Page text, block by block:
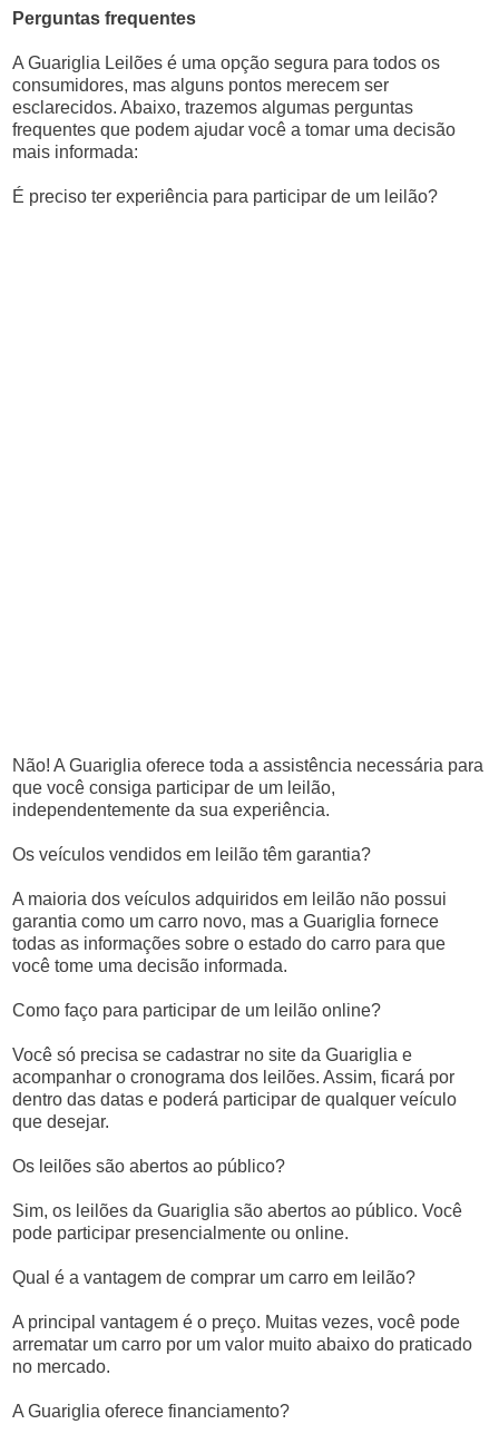
Perguntas frequentes
A Guariglia Leilões é uma opção segura para todos os
consumidores, mas alguns pontos merecem ser
esclarecidos. Abaixo, trazemos algumas perguntas
frequentes que podem ajudar você a tomar uma decisão
mais informada:
É preciso ter experiência para participar de um leilão?
Não! A Guariglia oferece toda a assistência necessária para
que você consiga participar de um leilão,
independentemente da sua experiência.
Os veículos vendidos em leilão têm garantia?
A maioria dos veículos adquiridos em leilão não possui
garantia como um carro novo, mas a Guariglia fornece
todas as informações sobre o estado do carro para que
você tome uma decisão informada.
Como faço para participar de um leilão online?
Você só precisa se cadastrar no site da Guariglia e
acompanhar o cronograma dos leilões. Assim, ficará por
dentro das datas e poderá participar de qualquer veículo
que desejar.
Os leilões são abertos ao público?
Sim, os leilões da Guariglia são abertos ao público. Você
pode participar presencialmente ou online.
Qual é a vantagem de comprar um carro em leilão?
A principal vantagem é o preço. Muitas vezes, você pode
arrematar um carro por um valor muito abaixo do praticado
no mercado.
A Guariglia oferece financiamento?